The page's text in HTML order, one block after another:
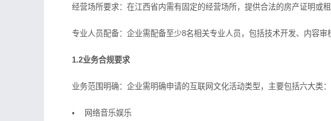
经营场所要求：在江西省内需有固定的经营场所，提供合法的房产证明或租
专业人员配备：企业需配备至少8名相关专业人员，包括技术开发、内容审
1.2业务合规要求
业务范围明确：企业需明确申请的互联网文化活动类型，主要包括六大类：
• 网络音乐娱乐